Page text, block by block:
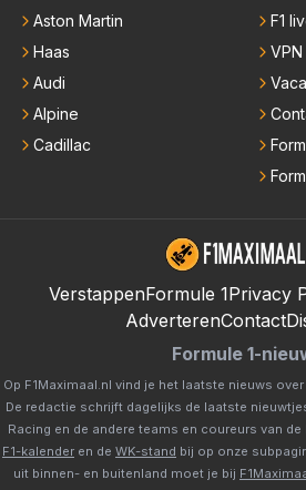
Aston Martin
Haas
Audi
Alpine
Cadillac
F1
VPN
VerstappenFormule 1Privacy
AdverterenContact
Formule 1-
Op F1Maximaal.nl vind je het laatste nieuws over
De redactie schrijft dagelijks de laatste
Racing en de andere teams en coureurs van de
F1-kalender en de WK-stand bij op onze
uit binnen- en buitenland moet je bij